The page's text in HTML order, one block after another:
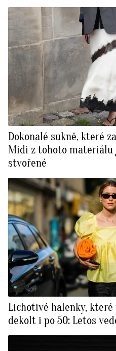
Dokonalé sukně, které
Midi z tohoto materiálu
stvořené
Lichotivé halenky,
dekolt i po 50: Letos